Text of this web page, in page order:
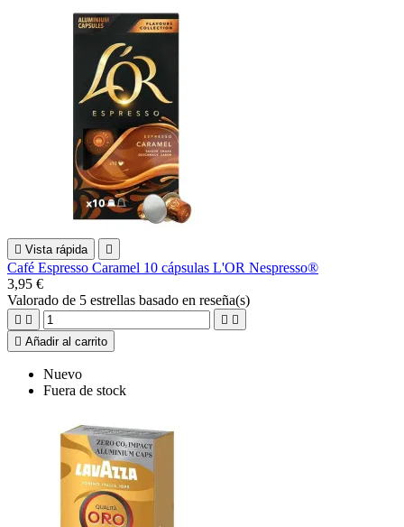
 Vista rápida 
Café Espresso Caramel 10 cápsulas L'OR Nespresso®
3,95 €
Valorado de 5 estrellas basado en reseña(s)
   
 Añadir al carrito
Nuevo
Fuera de stock